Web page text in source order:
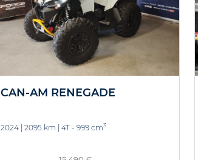
CAN-AM RENEGADE
2024 2095 km 4T - 999 cm3